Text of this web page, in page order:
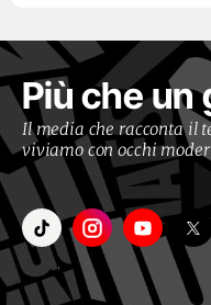
Più che un
Il media che racconta il
viviamo con occhi